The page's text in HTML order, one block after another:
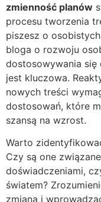
zmienność planów
procesu tworzenia
piszesz o
bloga o rozwoju
dostosowywania się
jest kluczowa.
nowych treści
dostosowań, które
szansą na wzrost.
Warto
Czy są one
doświadczeniami,
światem?
zmianą i